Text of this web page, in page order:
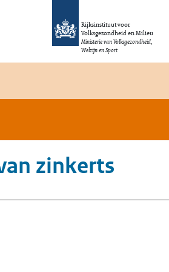
Rijksinstituut voor
Volksgezondheid en Milieu
Ministerie van Volksgezondheid,
Welzijn en Sport
zinkerts